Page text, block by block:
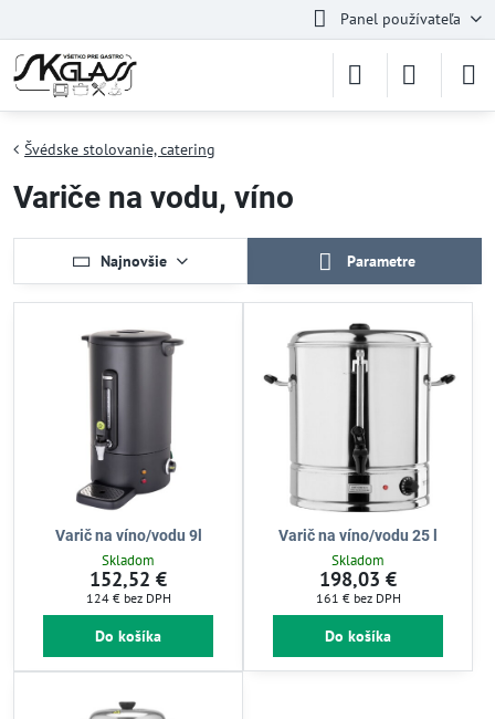
Panel používateľa
Švédske stolovanie, catering
Variče na vodu, víno
Najnovšie Parametre
Varič na víno/vodu 9l
Skladom
152,52 €
124 € bez DPH
Do košíka
Varič na víno/vodu 25 l
Skladom
198,03 €
161 € bez DPH
Do košíka